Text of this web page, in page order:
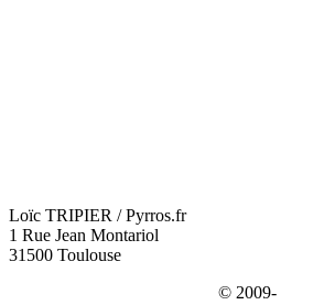
Loïc TRIPIER / Pyrros.fr
1 Rue Jean Montariol
31500 Toulouse
© 2009-